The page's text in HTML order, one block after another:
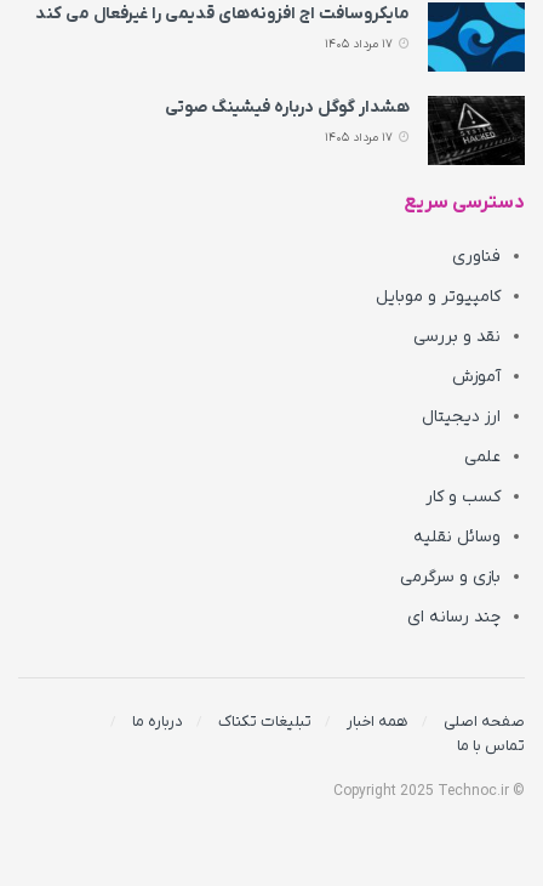
مایکروسافت اج افزونه‌های قدیمی را غیرفعال می‌ کند
هشدار گوگل درباره فیشینگ صوتی
دسترسی سریع
فناوری
کامپیوتر و موبایل
نقد و بررسی
آموزش
ارز دیجیتال
علمی
کسب و کار
وسائل نقلیه
بازی و سرگرمی
چند رسانه ای
صفحه اصلی همه اخبار تبلیغات تکناک
درباره ما
تماس با ما
© Copyright 2025 Technoc.ir